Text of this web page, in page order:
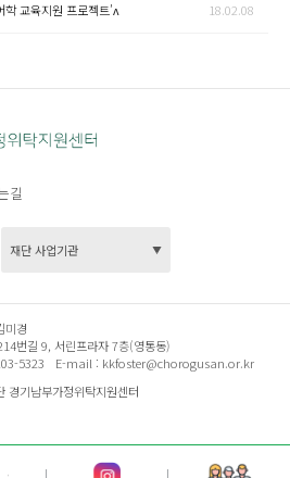
학 교육지원 프로젝트 ’ʌ 18.02.08
길
미경
번길 9, 서린프라자 7층(영통동)
5323 E-mail : kkfoster@chorogusan.or.kr
기남부가정위탁지원센터